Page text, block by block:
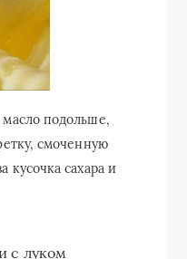
масло подольше,
смоченную
кусочка сахара и
с луком